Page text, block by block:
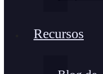
Recursos